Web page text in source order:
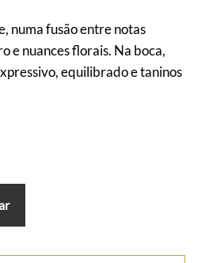
numa fusão entre notas
e nuances florais. Na boca,
equilibrado e taninos